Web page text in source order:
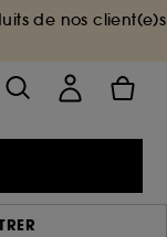
de nos client(e)s